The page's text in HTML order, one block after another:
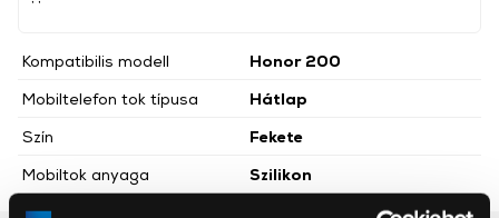
Kompatibilis modell
Honor 200
Mobiltelefon tok típusa
Hátlap
Szín
Fekete
Mobiltok anyaga
Szilikon